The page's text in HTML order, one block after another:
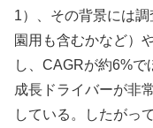
1）、その背景には
園用も含むかなど）
し、CAGRが約6%
成長ドライバーが非
している。したがっ